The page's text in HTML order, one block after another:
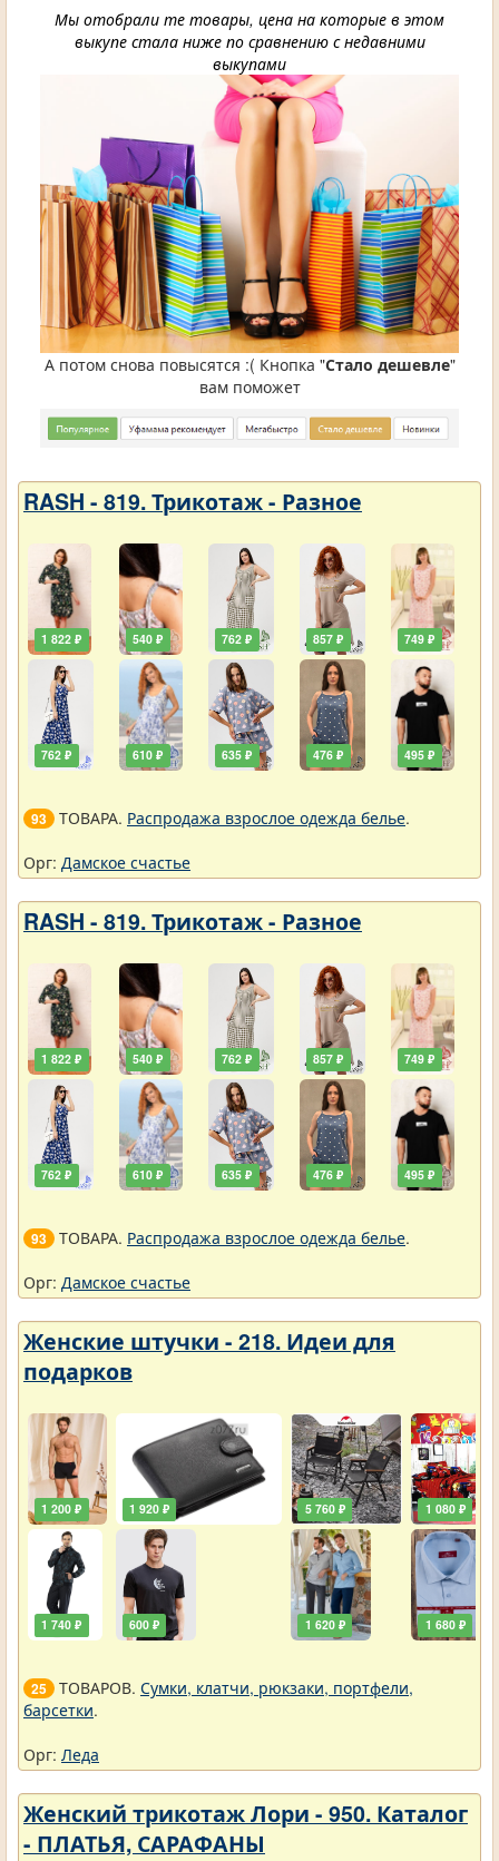
Мы отобрали те товары, цена на которые в этом
выкупе стала ниже по сравнению с недавними
выкупами
А потом снова повысятся :( Кнопка "Стало дешевле"
вам поможет
RASH - 819. Трикотаж - Разное
1 822 ₽
762 ₽
540 ₽
610 ₽
762 ₽
635 ₽
857 ₽
476 ₽
749 ₽
495 ₽
93 ТОВАРА. Распродажа взрослое одежда белье.
Орг: Дамское счастье
RASH - 819. Трикотаж - Разное
1 822 ₽
762 ₽
540 ₽
610 ₽
762 ₽
635 ₽
857 ₽
476 ₽
749 ₽
495 ₽
93 ТОВАРА. Распродажа взрослое одежда белье.
Орг: Дамское счастье
Женские штучки - 218. Идеи для
подарков
1 200 ₽
1 740 ₽
1 920 ₽
600 ₽
5 760 ₽
1 620 ₽
1 080 ₽
1 680 ₽
25 ТОВАРОВ. Сумки, клатчи, рюкзаки, портфели,
барсетки.
Орг: Леда
Женский трикотаж Лори - 950. Каталог
- ПЛАТЬЯ, САРАФАНЫ